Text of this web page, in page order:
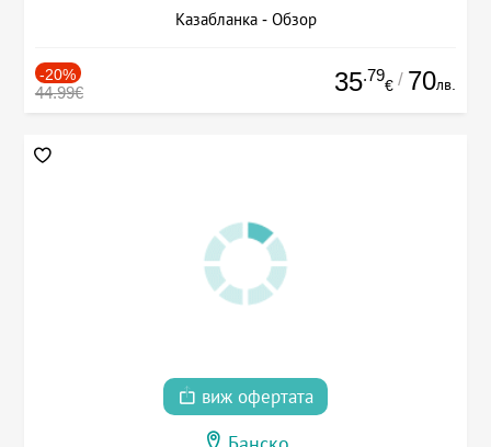
Казабланка - Обзор
-20%
44.99€ 35.79
€ / 70лв.
виж офертата